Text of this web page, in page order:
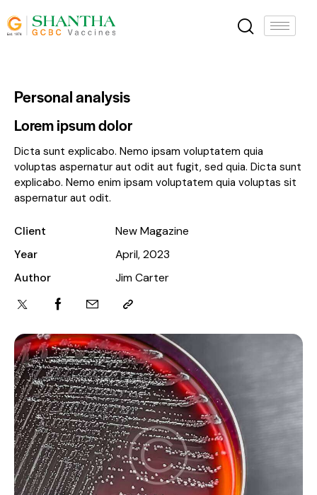
Personal analysis
Lorem ipsum dolor
Dicta sunt explicabo. Nemo ipsam voluptatem quia
voluptas aspernatur aut odit aut fugit, sed quia. Dicta sunt
explicabo. Nemo enim ipsam voluptatem quia voluptas sit
aspernatur aut odit.
Client
New Magazine
Year
April, 2023
Author
Jim Carter